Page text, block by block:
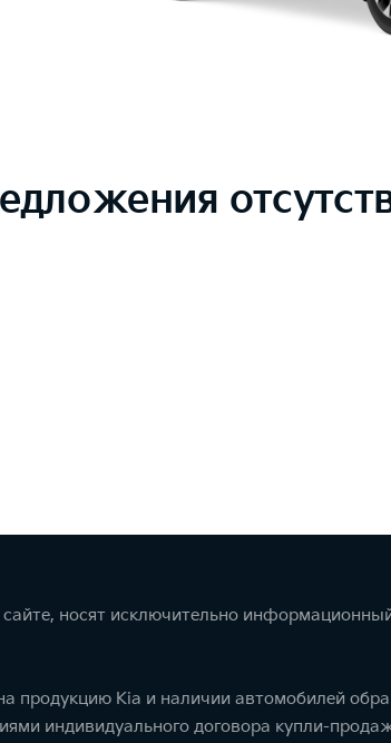
носят исключительно
продукцию Kia и наличии автомобилей
индивидуального договора купли-